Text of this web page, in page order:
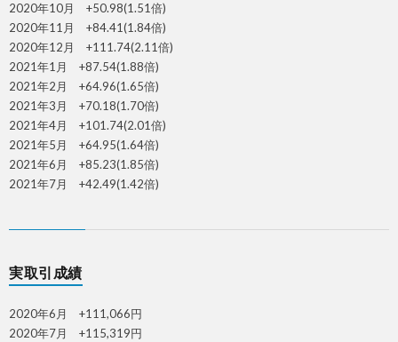
2020年10月 +50.98(1.51倍)
2020年11月 +84.41(1.84倍)
2020年12月 +111.74(2.11倍)
2021年1月 +87.54(1.88倍)
2021年2月 +64.96(1.65倍)
2021年3月 +70.18(1.70倍)
2021年4月 +101.74(2.01倍)
2021年5月 +64.95(1.64倍)
2021年6月 +85.23(1.85倍)
2021年7月 +42.49(1.42倍)
実取引成績
2020年6月 +111,066円
2020年7月 +115,319円